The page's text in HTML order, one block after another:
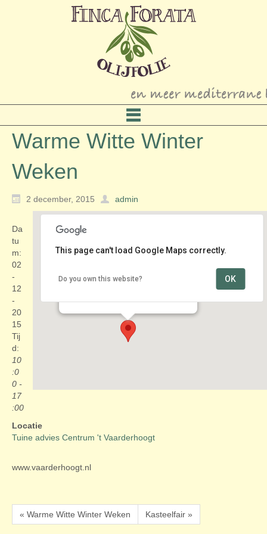
Warme Witte Winter
Weken
2 december, 2015 admin
Tuine advies Centrum ’t Vaarderhoogt
This page can't load Google Maps correctly.
Do you own this website? OK
Da
tu
m:
02
-
12
-
20
15
Tij
d:
10
:0
0 -
17
:00
Locatie
Tuine advies Centrum 't Vaarderhoogt
www.vaarderhoogt.nl
« Warme Witte Winter Weken Kasteelfair »